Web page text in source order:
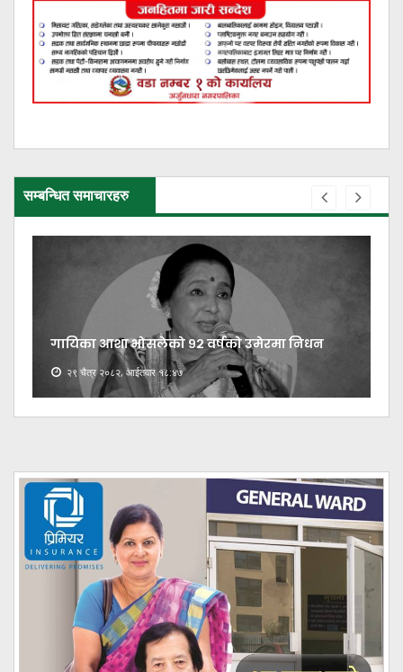
सम्बन्धित समाचारहरु
गायिका आशा भोसलेको ९२ वर्षको उमेरमा निधन
२९ चैत्र २०८२, आईतवार १८:४७